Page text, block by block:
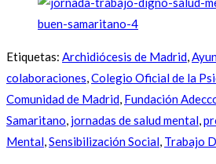
Etiquetas: Archidiócesis de Madrid,
colaboraciones,Colegio Oficial de la
Comunidad de Madrid, Fundación
Samaritano, jornadas de salud mental,
Mental,Sensibilización Social, Trabajo